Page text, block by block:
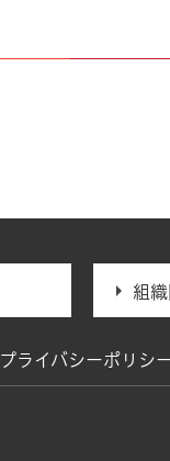
組織
プライバシーポリシ